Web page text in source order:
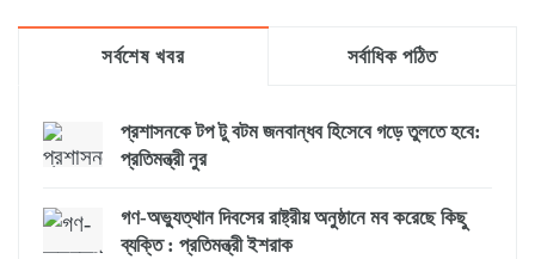
সর্বশেষ খবর সর্বাধিক পঠিত
প্রশাসনকে টপ টু বটম জনবান্ধব হিসেবে গড়ে তুলতে হবে:
প্রতিমন্ত্রী নুর
গণ-অভ্যুত্থান দিবসের রাষ্ট্রীয় অনুষ্ঠানে মব করেছে কিছু
ব্যক্তি : প্রতিমন্ত্রী ইশরাক